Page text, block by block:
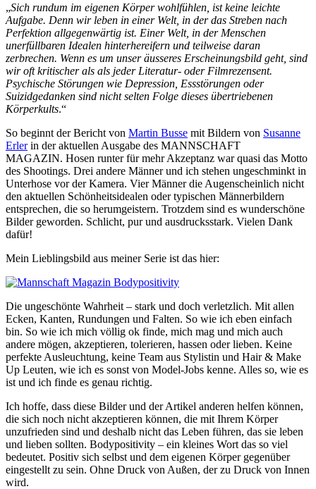
„Sich rundum im eigenen Körper wohlfühlen, ist keine leichte
Aufgabe. Denn wir leben in einer Welt, in der das Streben nach
Perfektion allgegenwärtig ist. Einer Welt, in der Menschen
unerfüllbaren Idealen hinterhereifern und teilweise daran
zerbrechen. Wenn es um unser äusseres Erscheinungsbild geht, sind
wir oft kritischer als als jeder Literatur- oder Filmrezensent.
Psychische Störungen wie Depression, Essstörungen oder
Suizidgedanken sind nicht selten Folge dieses übertriebenen
Körperkults.“
So beginnt der Bericht von Martin Busse mit Bildern von Susanne
Erlerin der aktuellen Ausgabe des MANNSCHAFT
MAGAZIN. Hosen runter für mehr Akzeptanz war quasi das Motto
des Shootings. Drei andere Männer und ich stehen ungeschminkt in
Unterhose vor der Kamera. Vier Männer die Augenscheinlich nicht
den aktuellen Schönheitsidealen oder typischen Männerbildern
entsprechen, die so herumgeistern. Trotzdem sind es wunderschöne
Bilder geworden. Schlicht, pur und ausdrucksstark. Vielen Dank
dafür!
Mein Lieblingsbild aus meiner Serie ist das hier:
Die ungeschönte Wahrheit – stark und doch verletzlich. Mit allen
Ecken, Kanten, Rundungen und Falten. So wie ich eben einfach
bin. So wie ich mich völlig ok finde, mich mag und mich auch
andere mögen, akzeptieren, tolerieren, hassen oder lieben. Keine
perfekte Ausleuchtung, keine Team aus Stylistin und Hair & Make
Up Leuten, wie ich es sonst von Model-Jobs kenne. Alles so, wie es
ist und ich finde es genau richtig.
Ich hoffe, dass diese Bilder und der Artikel anderen helfen können,
die sich noch nicht akzeptieren können, die mit Ihrem Körper
unzufrieden sind und deshalb nicht das Leben führen, das sie leben
und lieben sollten. Bodypositivity – ein kleines Wort das so viel
bedeutet. Positiv sich selbst und dem eigenen Körper gegenüber
eingestellt zu sein. Ohne Druck von Außen, der zu Druck von Innen
wird.